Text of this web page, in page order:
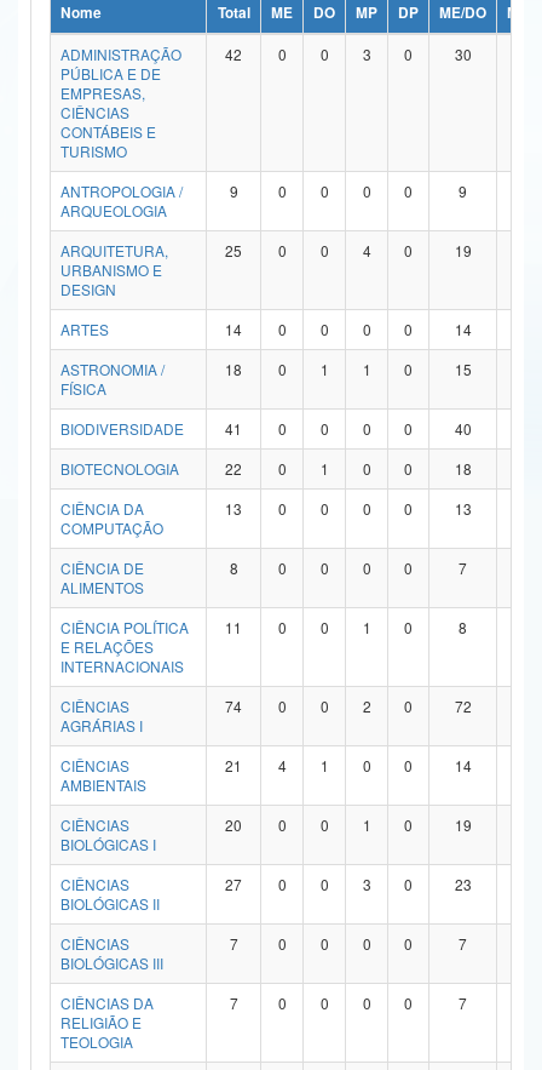
Ministério da Ciência, Tecnologia, Inovações e Comunicações
Ministério do Meio Ambiente
Ministério do Turismo
Ministério do Desenvolvimento Regional
Controladoria-Geral da União
Ministério da Mulher, da Família e dos Direitos Humanos
Secretaria de Governo
Advocacia-Geral da União
Banco Central do Brasil
Nome Total ME DO MP DP ME/DO
MP/
ADMINISTRAÇÃO
PÚBLICA E DE
EMPRESAS,
CIÊNCIAS
CONTÁBEIS E
TURISMO
42 0 0 3 0 30
ANTROPOLOGIA /
ARQUEOLOGIA
9 0 0 0 0 9
ARQUITETURA,
URBANISMO E
DESIGN
25 0 0 4 0 19
ARTES 14 0 0 0 0 14
ASTRONOMIA /
FÍSICA
18 0 1 1 0 15
BIODIVERSIDADE 41 0 0 0 0 40
BIOTECNOLOGIA
22 0 1 0 0 18
CIÊNCIA DA
COMPUTAÇÃO
13 0 0 0 0 13
CIÊNCIA DE
ALIMENTOS
8 0 0 0 0 7
CIÊNCIA POLÍTICA
E RELAÇÕES
INTERNACIONAIS
11 0 0 1 0 8
CIÊNCIAS
AGRÁRIAS I
74 0 0 2 0 72
CIÊNCIAS
AMBIENTAIS
21 4 1 0 0 14
CIÊNCIAS
BIOLÓGICAS I
20 0 0 1 0 19
CIÊNCIAS
BIOLÓGICAS II
27 0 0 3 0 23
CIÊNCIAS
BIOLÓGICAS III
7 0 0 0 0 7
CIÊNCIAS DA
RELIGIÃO E
TEOLOGIA
7 0 0 0 0 7